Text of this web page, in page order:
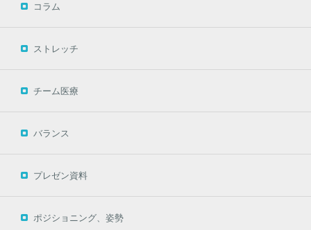
コラム
ストレッチ
チーム医療
バランス
プレゼン資料
ポジショニング、姿勢